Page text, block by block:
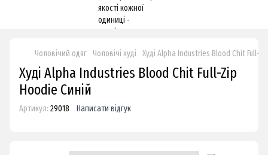
Чоловічий одяг Чоловічі худі Худі Alpha Industries Blood Chit Full-
Худі Alpha Industries Blood Chit Full-Zip
Hoodie Синій
Артикул: 29018 Написати відгук